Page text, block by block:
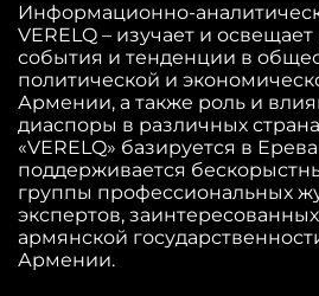
Информационно-
VERELQ – изучает и
события и тенденции в
политической и
Армении, а также роль и
диаспоры в различных
«VERELQ» базируется в
поддерживается
группы профессиональных
экспертов,
армянской
Армении.